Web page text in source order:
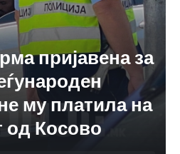
пријавена за
му платила на
од Косово